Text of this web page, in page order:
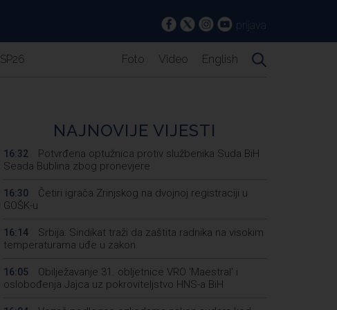
prijava
SP26 Foto Video English
NAJNOVIJE VIJESTI
16:32
Potvrđena optužnica protiv službenika Suda BiH
Seada Bublina zbog pronevjere
16:30
Četiri igrača Zrinjskog na dvojnoj registraciji u
GOŠK-u
16:14
Srbija: Sindikat traži da zaštita radnika na visokim
temperaturama uđe u zakon
16:05
Obilježavanje 31. obljetnice VRO 'Maestral' i
oslobođenja Jajca uz pokroviteljstvo HNS-a BiH